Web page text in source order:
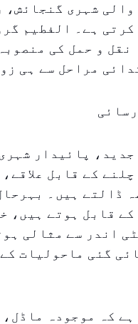
شہری
ہے۔ الفطیم
نقل و حمل کی
مراحل سے ہی
پائیدار
کے قابل
ڈالتے ہیں۔
قابل ہوتے ہیں،
اندر سے مثالی
گئی ماحولیات
کہ موجودہ